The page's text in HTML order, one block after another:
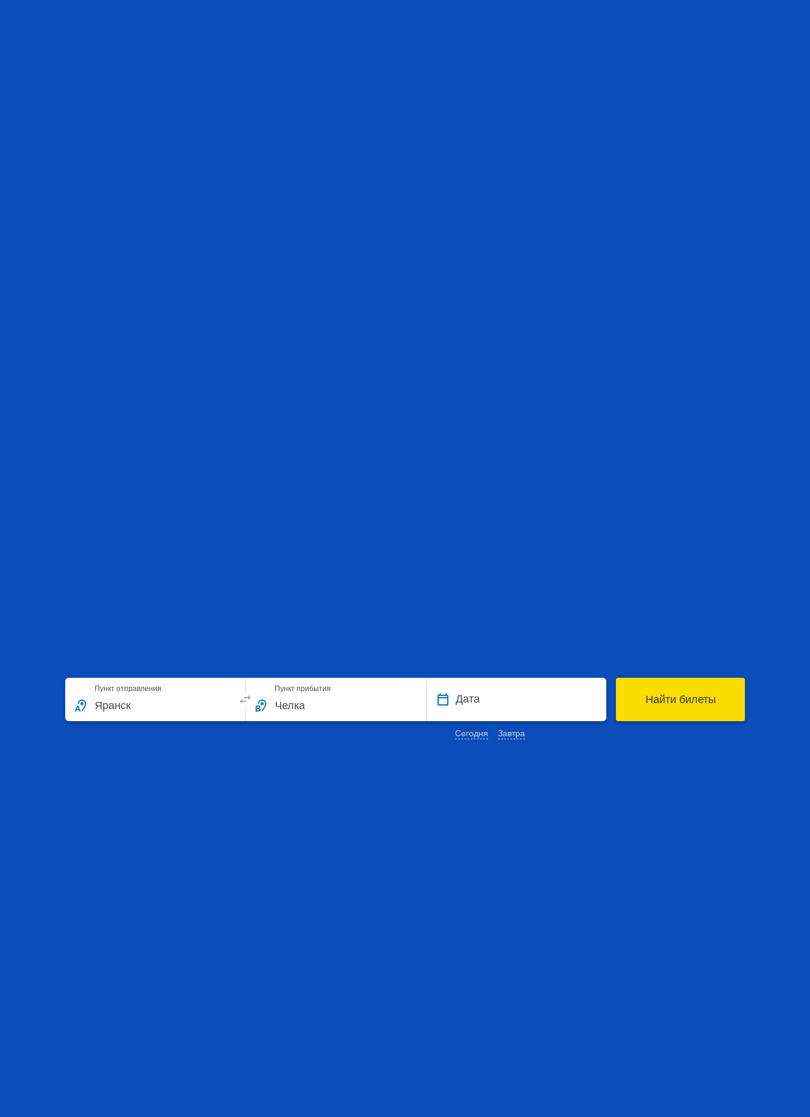
Пункт отправления Пункт прибытия
Дата
Сегодня Завтра
Найти билеты